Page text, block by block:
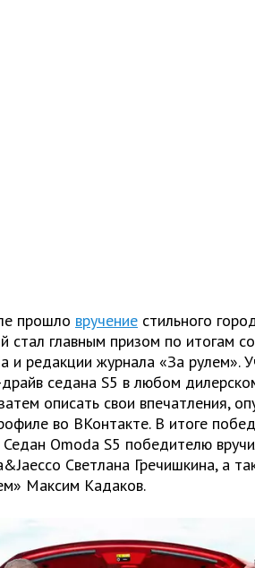
прошло вручение стильного
стал главным призом по итогам
и редакции журнала «За рулем».
седана S5 в любом
описать свои впечатления,
во ВКонтакте. В итоге
Omoda S5 победителю
Светлана Гречишкина, а
Максим Кадаков.